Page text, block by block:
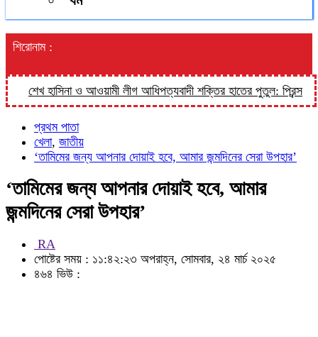
শিরোনাম :
শেখ হাসিনা ও আওয়ামী লীগ আধিপত্যবাদী শক্তির হাতের পুতুল: প্রিন্স
প্রথম পাতা
খেলা, জাতীয়
‘তামিমের জন্য আপনার দোয়াই হবে, আমার জন্মদিনের সেরা উপহার’
‘তামিমের জন্য আপনার দোয়াই হবে, আমার
জন্মদিনের সেরা উপহার’
RA
পোষ্টের সময় : ১১:৪২:২৩ অপরাহ্ন, সোমবার, ২৪ মার্চ ২০২৫
৪৬৪ ভিউ :